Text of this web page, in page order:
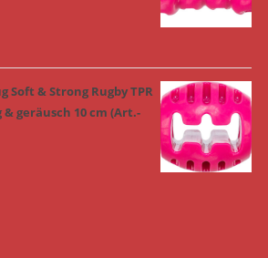
Soft & Strong Rugby TPR
geräusch 10 cm (Art.-